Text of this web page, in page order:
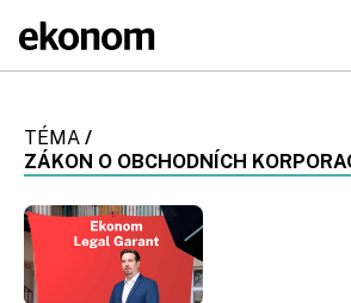
TÉMA /
ZÁKON O OBCHODNÍCH